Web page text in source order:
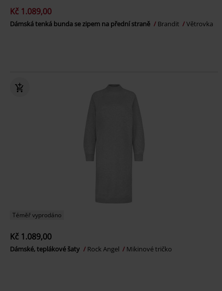
Kč 1.089,00
Dámská tenká bunda se zipem na přední straně Brandit Větrovka
Téměř vyprodáno
Kč 1.089,00
Dámské, teplákové šaty Rock Angel Mikinové tričko